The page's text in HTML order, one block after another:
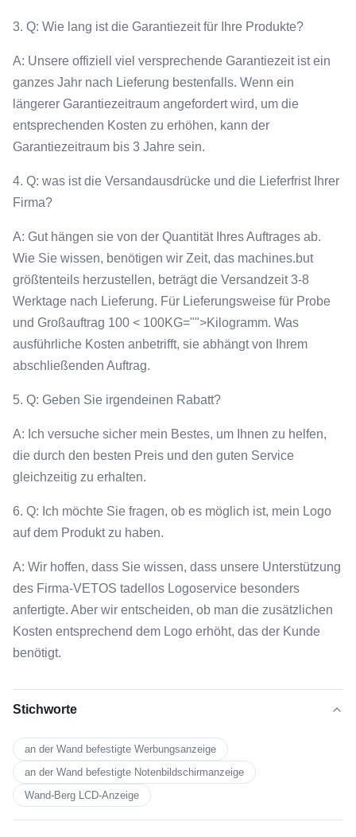
3. Q: Wie lang ist die Garantiezeit für Ihre Produkte?
A: Unsere offiziell viel versprechende Garantiezeit ist ein
ganzes Jahr nach Lieferung bestenfalls. Wenn ein
längerer Garantiezeitraum angefordert wird, um die
entsprechenden Kosten zu erhöhen, kann der
Garantiezeitraum bis 3 Jahre sein.
4. Q: was ist die Versandausdrücke und die Lieferfrist Ihrer
Firma?
A: Gut hängen sie von der Quantität Ihres Auftrages ab.
Wie Sie wissen, benötigen wir Zeit, das machines.but
größtenteils herzustellen, beträgt die Versandzeit 3-8
Werktage nach Lieferung. Für Lieferungsweise für Probe
und Großauftrag 100 < 100KG="">Kilogramm. Was
ausführliche Kosten anbetrifft, sie abhängt von Ihrem
abschließenden Auftrag.
5. Q: Geben Sie irgendeinen Rabatt?
A: Ich versuche sicher mein Bestes, um Ihnen zu helfen,
die durch den besten Preis und den guten Service
gleichzeitig zu erhalten.
6. Q: Ich möchte Sie fragen, ob es möglich ist, mein Logo
auf dem Produkt zu haben.
A: Wir hoffen, dass Sie wissen, dass unsere Unterstützung
des Firma-VETOS tadellos Logoservice besonders
anfertigte. Aber wir entscheiden, ob man die zusätzlichen
Kosten entsprechend dem Logo erhöht, das der Kunde
benötigt.
Stichworte
an der Wand befestigte Werbungsanzeige
an der Wand befestigte Notenbildschirmanzeige
Wand-Berg LCD-Anzeige